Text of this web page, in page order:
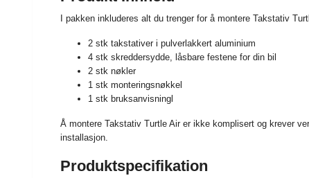
I pakken inkluderes alt du trenger for å montere Takstativ
2 stk takstativer i pulverlakkert aluminium
4 stk skreddersydde, låsbare festene for din bil
2 stk nøkler
1 stk monteringsnøkkel
1 stk bruksanvisningl
Å montere Takstativ Turtle Air er ikke komplisert og krever
installasjon.
Produktspecifikation